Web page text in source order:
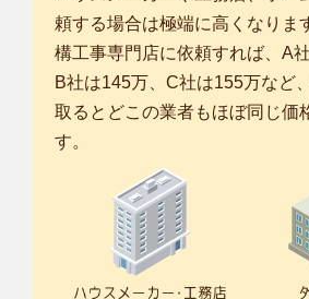
頼する場合は極端に高くなりま
構工事専門店に依頼すれば、A
B社は145万、C社は155万など
取るとどこの業者もほぼ同じ価
す。